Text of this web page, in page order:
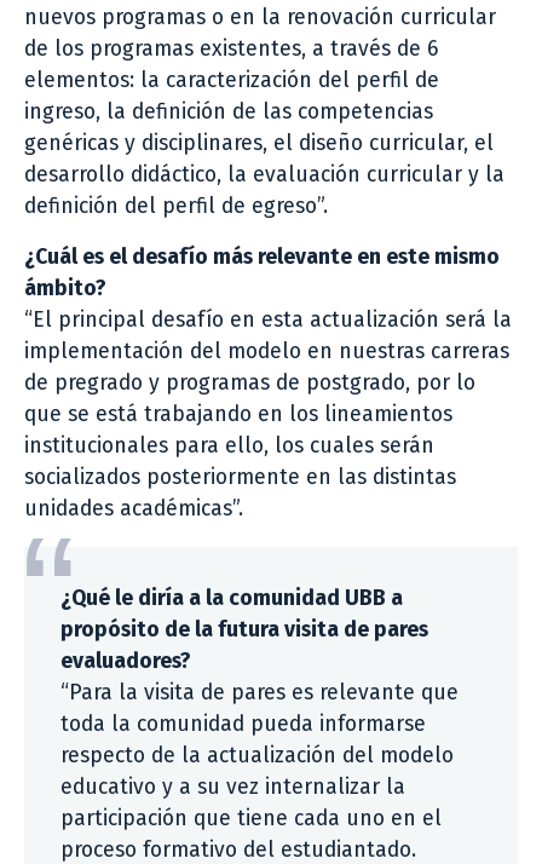
nuevos programas o en la renovación curricular
de los programas existentes, a través de 6
elementos: la caracterización del perfil de
ingreso, la definición de las competencias
genéricas y disciplinares, el diseño curricular, el
desarrollo didáctico, la evaluación curricular y la
definición del perfil de egreso”.
¿Cuál es el desafío más relevante en este mismo
ámbito?
“El principal desafío en esta actualización será la
implementación del modelo en nuestras carreras
de pregrado y programas de postgrado, por lo
que se está trabajando en los lineamientos
institucionales para ello, los cuales serán
socializados posteriormente en las distintas
unidades académicas”.
¿Qué le diría a la comunidad UBB a
propósito de la futura visita de pares
evaluadores?
“Para la visita de pares es relevante que
toda la comunidad pueda informarse
respecto de la actualización del modelo
educativo y a su vez internalizar la
participación que tiene cada uno en el
proceso formativo del estudiantado.